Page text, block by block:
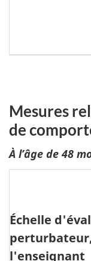
Mesures
de
À l’âge de 48
Échelle
l'enseignant